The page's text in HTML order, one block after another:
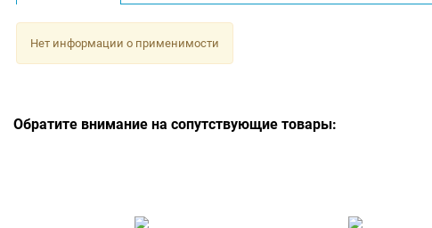
Нет информации о применимости
Обратите внимание на сопутствующие товары: